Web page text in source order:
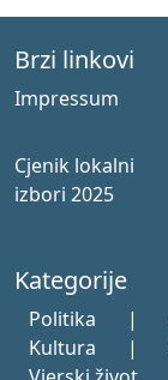
Brzi linkovi
Impressum
Cjenik lokalni
izbori 2025
Kategorije
Politika |
Kultura
|